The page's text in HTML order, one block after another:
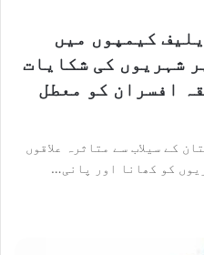
کیمپوں میں
شہریوں کی شکایات
افسران کو معطل
کے سیلاب سے متاثرہ علاقوں
کو کھانا اور پانی…